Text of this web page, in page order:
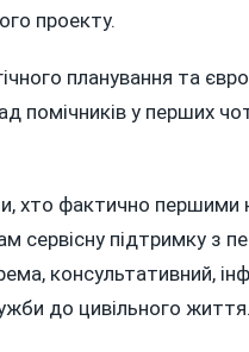
проекту.
планування та
помічників у перших
хто фактично першими
сервісну підтримку з
консультативний,
до цивільного життя.